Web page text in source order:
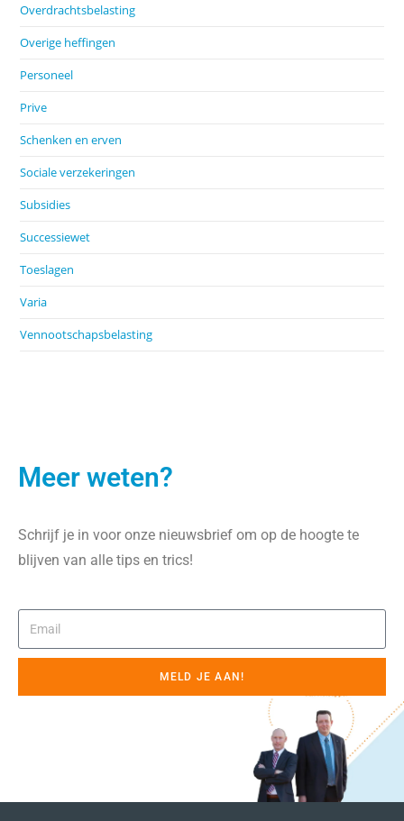
Overdrachtsbelasting
Overige heffingen
Personeel
Prive
Schenken en erven
Sociale verzekeringen
Subsidies
Successiewet
Toeslagen
Varia
Vennootschapsbelasting
Meer weten?
Schrijf je in voor onze nieuwsbrief om op de hoogte te
blijven van alle tips en trics!
MELD JE AAN!